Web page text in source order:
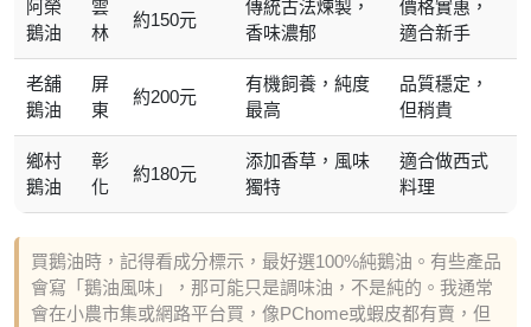
阿榮
鵝油
雲
林
約150元
傳統古法煉製，
香味濃郁
價格實惠，
適合新手
老舖
鵝油
屏
東
約200元
有機飼養，純度
最高
品質穩定，
但稍貴
鄉村
鵝油
彰
化
約180元
添加香草，風味
獨特
適合做西式
料理
買鵝油時，記得看成分標示，最好選100%純鵝油。有些產品
會寫「鵝油風味」，那可能只是調味油，不是純的。我通常
會在小農市集或網路平台買，像PChome或蝦皮都有賣，但